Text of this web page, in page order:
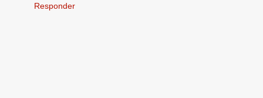
Responder